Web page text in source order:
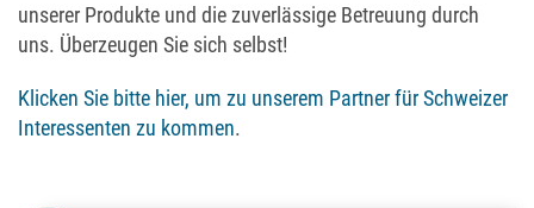
unserer Produkte und die zuverlässige Betreuung durch
uns. Überzeugen Sie sich selbst!
Klicken Sie bitte hier, um zu unserem Partner für Schweizer
Interessenten zu kommen.